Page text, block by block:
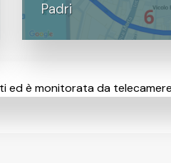
Padri
ed è monitorata da